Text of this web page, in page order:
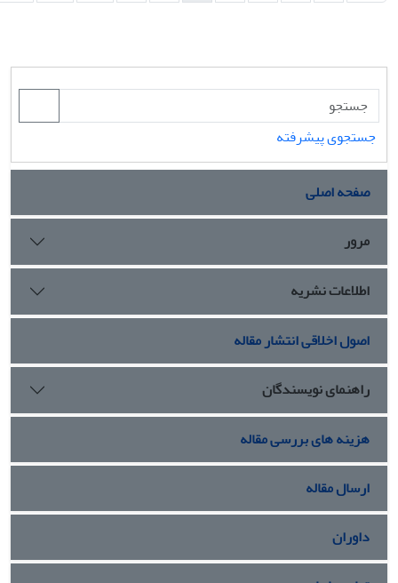
جستجوی پیشرفته
صفحه اصلی
مرور
اطلاعات نشریه
اصول اخلاقی انتشار مقاله
راهنمای نویسندگان
هزینه های بررسی مقاله
ارسال مقاله
داوران